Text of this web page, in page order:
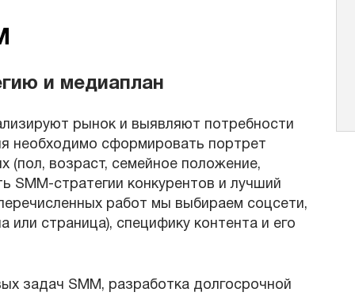
и медиаплан
рынок и выявляют потребности
необходимо сформировать портрет
(пол, возраст, семейное положение,
SMM-стратегии конкурентов и лучший
работ мы выбираем соцсети,
страница), специфику контента и его
задач SMM, разработка долгосрочной